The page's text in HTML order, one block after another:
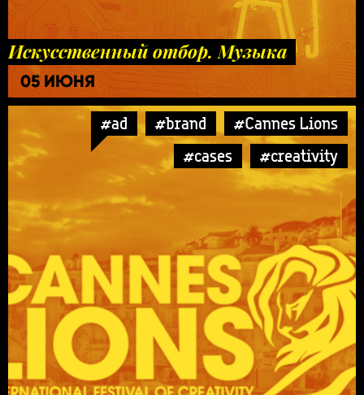
Искусственный отбор. Музыка
05 ИЮНЯ
#ad #brand
#Cannes Lions
#cases
#creativity